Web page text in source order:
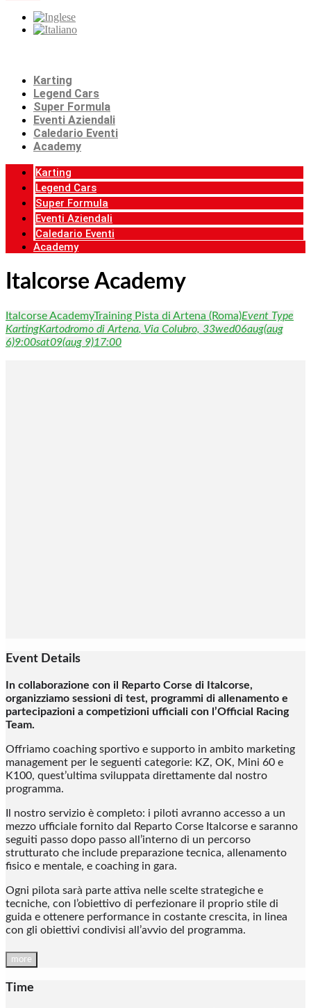
Karting
Legend Cars
Super Formula
Eventi Aziendali
Caledario Eventi
Academy
Karting
Legend Cars
Super Formula
Eventi Aziendali
Caledario Eventi
Academy
Italcorse Academy
Italcorse AcademyTraining Pista di Artena (Roma)Event Type
KartingKartodromo di Artena, Via Colubro, 33wed06aug(aug
6)9:00sat09(aug 9)17:00
Event Details
In collaborazione con il Reparto Corse di Italcorse,
organizziamo sessioni di test, programmi di allenamento e
partecipazioni a competizioni ufficiali con l’Official Racing
Team.
Offriamo coaching sportivo e supporto in ambito marketing
management per le seguenti categorie: KZ, OK, Mini 60 e
K100, quest’ultima sviluppata direttamente dal nostro
programma.
Il nostro servizio è completo: i piloti avranno accesso a un
mezzo ufficiale fornito dal Reparto Corse Italcorse e saranno
seguiti passo dopo passo all’interno di un percorso
strutturato che include preparazione tecnica, allenamento
fisico e mentale, e coaching in gara.
Ogni pilota sarà parte attiva nelle scelte strategiche e
tecniche, con l’obiettivo di perfezionare il proprio stile di
guida e ottenere performance in costante crescita, in linea
con gli obiettivi condivisi all’avvio del programma.
more
Time